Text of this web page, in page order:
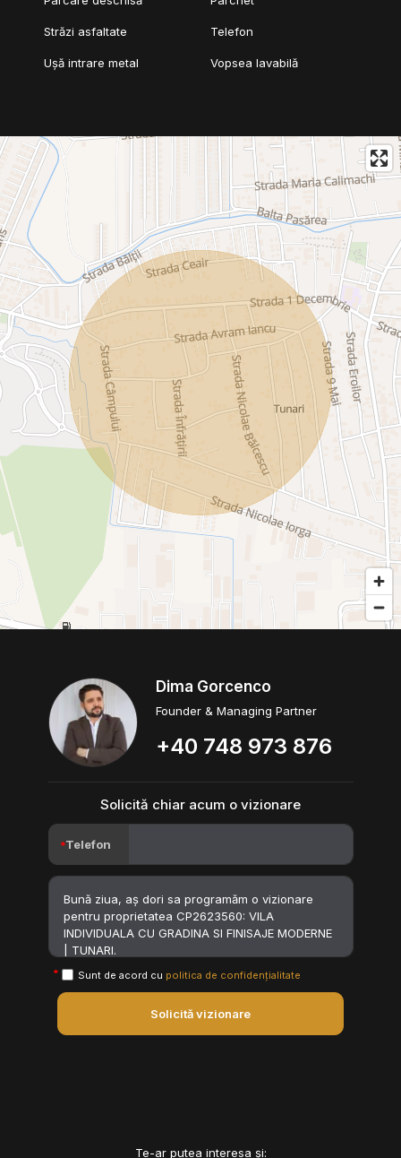
Străzi asfaltate Telefon
Ușă intrare metal Vopsea lavabilă
Dima Gorcenco
Founder & Managing Partner
+40 748 973 876
Solicită chiar acum o vizionare
Telefon
Sunt de acord cu politica de confidențialitate
Solicită vizionare
Te-ar putea interesa și: